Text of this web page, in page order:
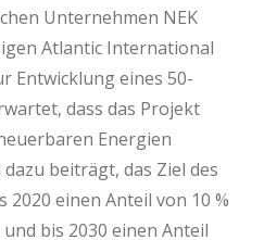
Unternehmen NEK
Atlantic International
Entwicklung eines 50-
dass das Projekt
Energien
beiträgt, das Ziel des
2020 einen Anteil von 10 %
bis 2030 einen Anteil